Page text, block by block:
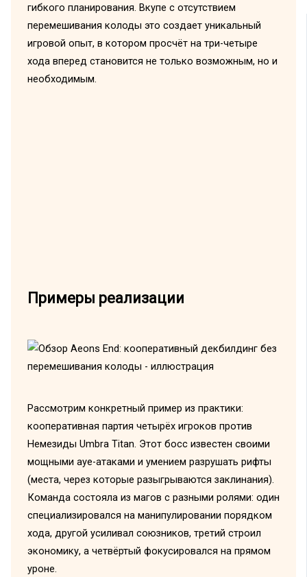
гибкого планирования. Вкупе с отсутствием
перемешивания колоды это создает уникальный
игровой опыт, в котором просчёт на три-четыре
хода вперед становится не только возможным, но и
необходимым.
Примеры реализации
Рассмотрим конкретный пример из практики:
кооперативная партия четырёх игроков против
Немезиды Umbra Titan. Этот босс известен своими
мощными ауе-атаками и умением разрушать рифты
(места, через которые разыгрываются заклинания).
Команда состояла из магов с разными ролями: один
специализировался на манипулировании порядком
хода, другой усиливал союзников, третий строил
экономику, а четвёртый фокусировался на прямом
уроне.